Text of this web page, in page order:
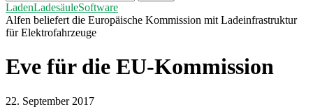
LadenLadesäuleSoftware
Alfen beliefert die Europäische Kommission mit Ladeinfrastruktur
für Elektrofahrzeuge
Eve für die EU-Kommission
22. September 2017